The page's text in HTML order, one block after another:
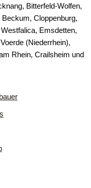
Bitterfeld-Wolfen,
Beckum, Cloppenburg,
Emsdetten,
(Niederrhein),
Rhein, Crailsheim und